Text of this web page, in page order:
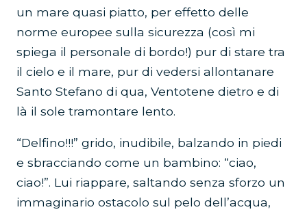
un mare quasi piatto, per effetto delle
norme europee sulla sicurezza (così mi
spiega il personale di bordo!) pur di stare tra
il cielo e il mare, pur di vedersi allontanare
Santo Stefano di qua, Ventotene dietro e di
là il sole tramontare lento.
“Delfino!!!” grido, inudibile, balzando in piedi
e sbracciando come un bambino: “ciao,
ciao!”. Lui riappare, saltando senza sforzo un
immaginario ostacolo sul pelo dell’acqua,